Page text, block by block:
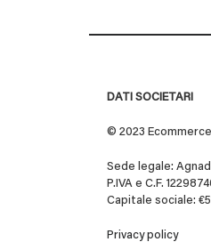
DATI SOCIETARI
© 2023
Sede legale:
P.IVA e C.F.
Capitale sociale:
Privacy policy